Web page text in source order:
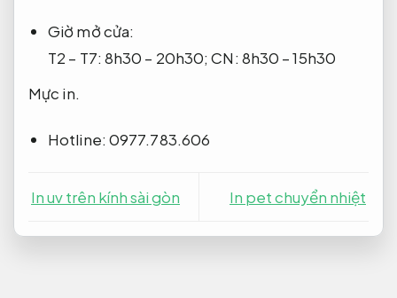
Giờ mở cửa:
T2 – T7: 8h30 – 20h30; CN: 8h30 – 15h30
Mực in.
Hotline: 0977.783.606
In uv trên kính sài gòn In pet chuyển nhiệt